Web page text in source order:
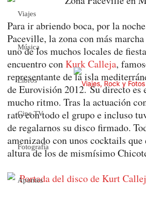
Viajes
Música
Libros
Cine TV
Fotografía
Apuntes
Para ir abriendo boca, por la
Paceville, la zona con más
uno de los muchos locales de
encuentro conKurk Calleja,
representante de la isla
de Eurovisión 2012. Su directo es
mucho ritmo. Tras la actuación
rato con todo el grupo e incluso
de regalarnos su disco firmado.
amenizado con unos cocktails que
altura de los de mismísimo